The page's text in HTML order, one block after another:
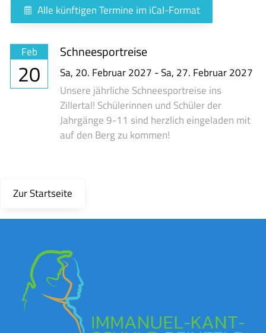
Alle künftigen Termine im iCal-Format
Feb
20
Schneesportreise
Sa, 20. Februar 2027 -Sa, 27. Februar 2027
Unsere jährliche Schneesportreise ins
Zillertal! Schülerinnen und Schüler der
Jahrgänge 9-11 sind herzlich eingeladen mit
auf den Berg zu kommen!
Zur Startseite